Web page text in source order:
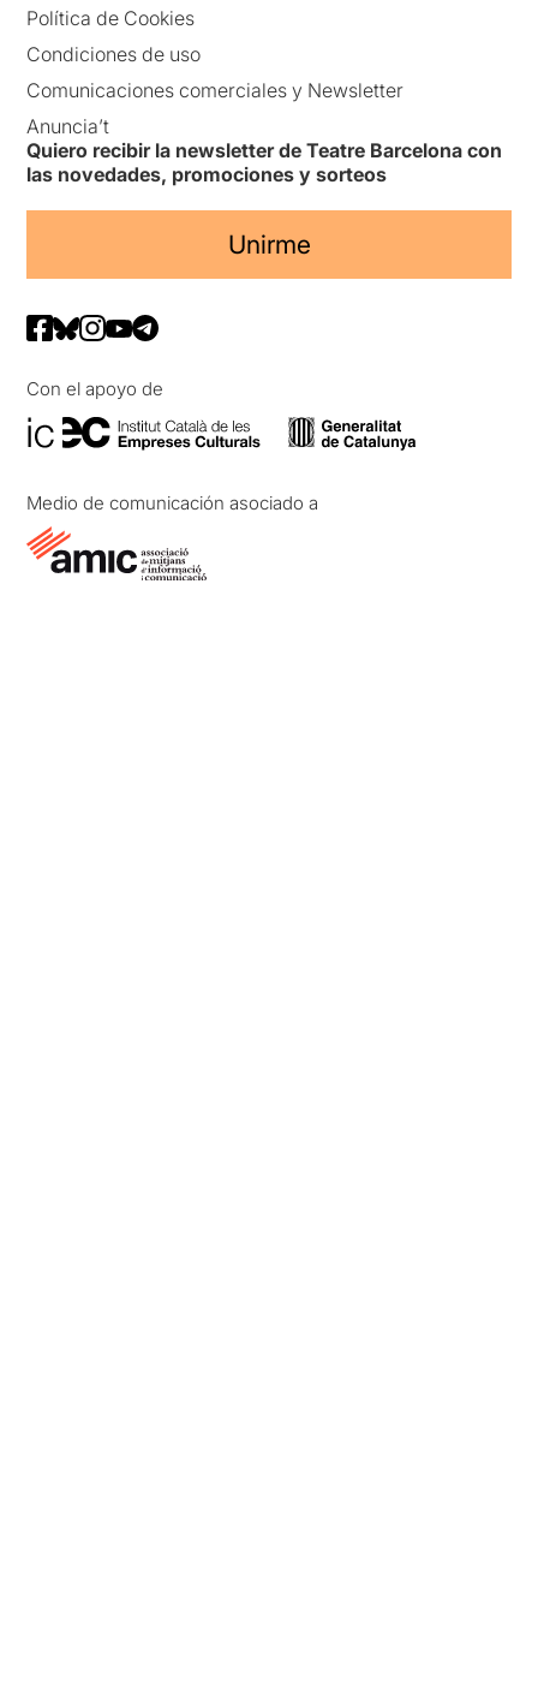
Política de Cookies
Condiciones de uso
Comunicaciones comerciales y Newsletter
Anuncia’t
Quiero recibir la newsletter de Teatre Barcelona con
las novedades, promociones y sorteos
Unirme
Con el apoyo de
Medio de comunicación asociado a